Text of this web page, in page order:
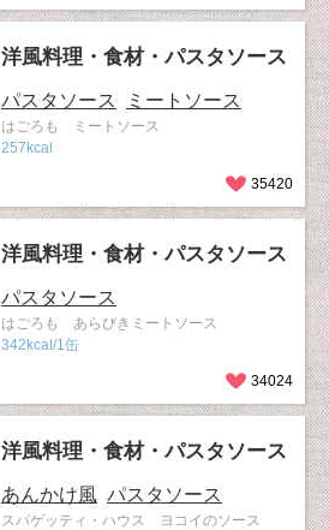
洋風料理・食材・パスタソース
パスタソース ミートソース
はごろも ミートソース
257kcal
35420
洋風料理・食材・パスタソース
パスタソース
はごろも あらびきミートソース
342kcal/1缶
34024
洋風料理・食材・パスタソース
あんかけ風 パスタソース
スパゲッティ・ハウス ヨコイのソース